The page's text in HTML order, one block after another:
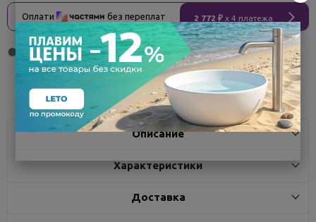
Оплати без переплат 2 772 ₽ x 4 платежа
Поделиться
Описание
Характеристики
Доставка